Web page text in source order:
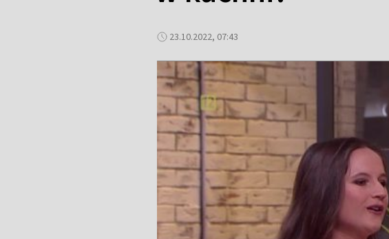
23.10.2022, 07:43